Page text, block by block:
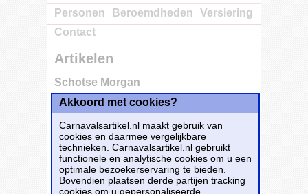
Personen
Beroemdheden
Versiering
Contact
Artikelen
Schotse Morgan
Akkoord met cookies?
Carnavalsartikel.nl maakt gebruik van
cookies en daarmee vergelijkbare
technieken. Carnavalsartikel.nl gebruikt
functionele en analytische cookies om u een
optimale bezoekerservaring te bieden.
Bovendien plaatsen derde partijen tracking
cookies om u gepersonaliseerde